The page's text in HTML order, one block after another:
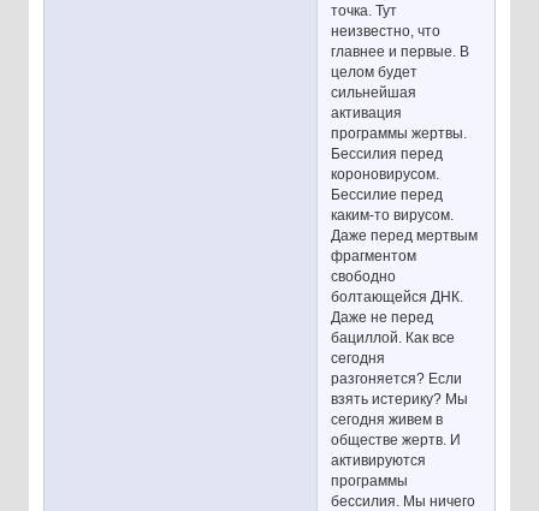
точка. Тут
неизвестно, что
главнее и первые. В
целом будет
сильнейшая
активация
программы жертвы.
Бессилия перед
короновирусом.
Бессилие перед
каким-то вирусом.
Даже перед мертвым
фрагментом
свободно
болтающейся ДНК.
Даже не перед
бациллой. Как все
сегодня
разгоняется? Если
взять истерику? Мы
сегодня живем в
обществе жертв. И
активируются
программы
бессилия. Мы ничего